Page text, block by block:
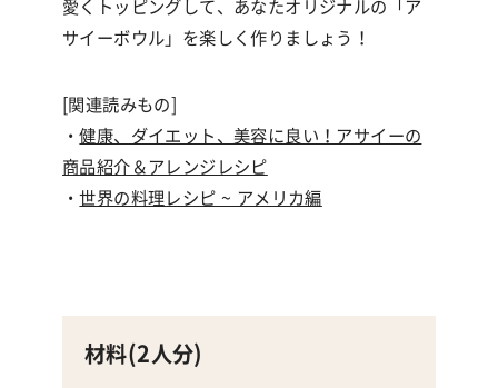
愛くトッピングして、あなたオリジナルの「ア
サイーボウル」を楽しく作りましょう！
[関連読みもの]
・健康、ダイエット、美容に良い！アサイーの
商品紹介＆アレンジレシピ
・世界の料理レシピ ~ アメリカ編
材料(2人分)